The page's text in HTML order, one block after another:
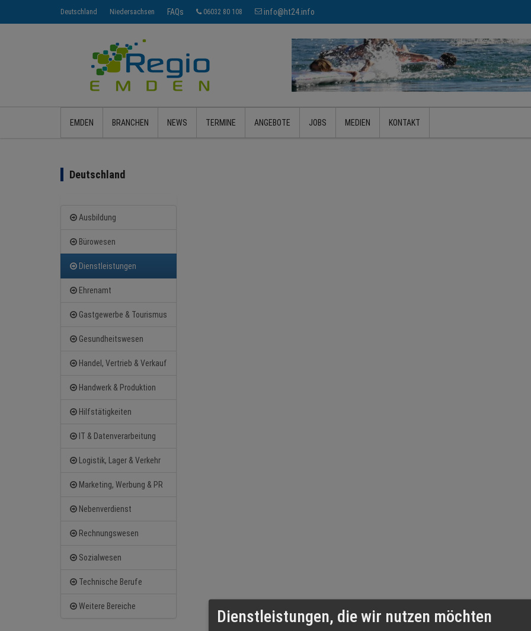
Deutschland Niedersachsen FAQs 06032 80 108 info@ht24.info
EMDEN BRANCHEN NEWS TERMINE ANGEBOTE JOBS MEDIEN KONTAKT
Deutschland
Ausbildung
Bürowesen
Dienstleistungen
Ehrenamt
Gastgewerbe & Tourismus
Gesundheitswesen
Handel, Vertrieb & Verkauf
Handwerk & Produktion
Hilfstätigkeiten
IT & Datenverarbeitung
Logistik, Lager & Verkehr
Marketing, Werbung & PR
Nebenverdienst
Rechnungswesen
Sozialwesen
Technische Berufe
Weitere Bereiche
Dienstleistungen, die wir nutzen möchten